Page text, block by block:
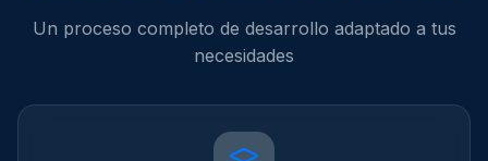
Un proceso completo de desarrollo adaptado a tus
necesidades